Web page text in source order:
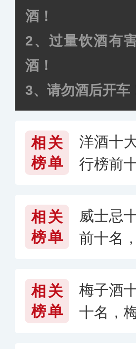
酒 ！
2、过量饮酒有
酒！
3、请勿酒后开车
相关
榜单
洋酒十
行榜前
相关
榜单
威士忌
前十名
相关
榜单
梅子酒
十名，